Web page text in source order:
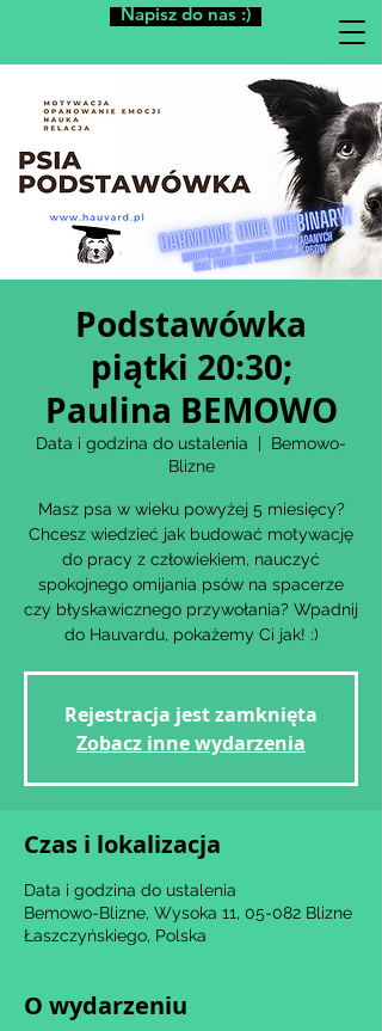
Napisz do nas :)
Podstawówka
piątki 20:30;
Paulina BEMOWO
Data i godzina do ustalenia
  |
Bemowo-
Blizne
Masz psa w wieku powyżej 5 miesięcy?
Chcesz wiedzieć jak budować motywację
do pracy z człowiekiem, nauczyć
spokojnego omijania psów na spacerze
czy błyskawicznego przywołania? Wpadnij
Rejestracja jest zamknięta
Zobacz inne wydarzenia
Czas i lokalizacja
Data i godzina do ustalenia
Bemowo-Blizne, Wysoka 11, 05-082 Blizne
Łaszczyńskiego, Polska
O wydarzeniu